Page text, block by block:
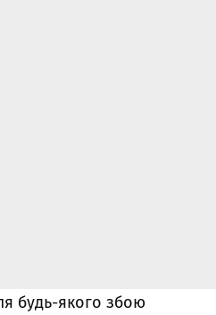
будь-якого збою